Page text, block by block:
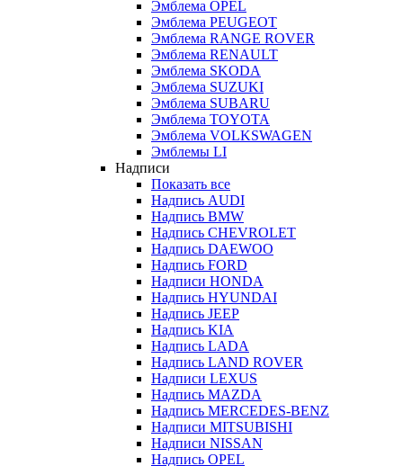
Эмблема OPEL
Эмблема PEUGEOT
Эмблема RANGE ROVER
Эмблема RENAULT
Эмблема SKODA
Эмблема SUZUKI
Эмблема SUBARU
Эмблема TOYOTA
Эмблема VOLKSWAGEN
Эмблемы LI
Надписи
Показать все
Надпись AUDI
Надпись BMW
Надпись CHEVROLET
Надпись DAEWOO
Надпись FORD
Надписи HONDA
Надпись HYUNDAI
Надпись JEEP
Надпись KIA
Надпись LADA
Надпись LAND ROVER
Надписи LEXUS
Надпись MAZDA
Надпись MERCEDES-BENZ
Надписи MITSUBISHI
Надписи NISSAN
Надпись OPEL